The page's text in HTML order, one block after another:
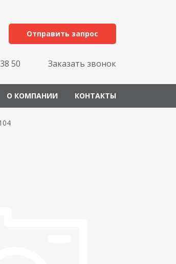
Отправить запрос
50 Заказать звонок
О КОМПАНИИ КОНТАКТЫ